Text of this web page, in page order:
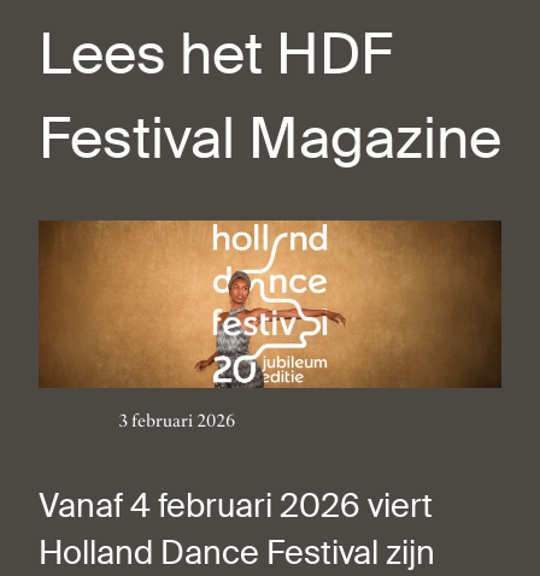
Lees het HDF
Festival Magazine
3 februari 2026
Vanaf 4 februari 2026 viert
Holland Dance Festival zijn